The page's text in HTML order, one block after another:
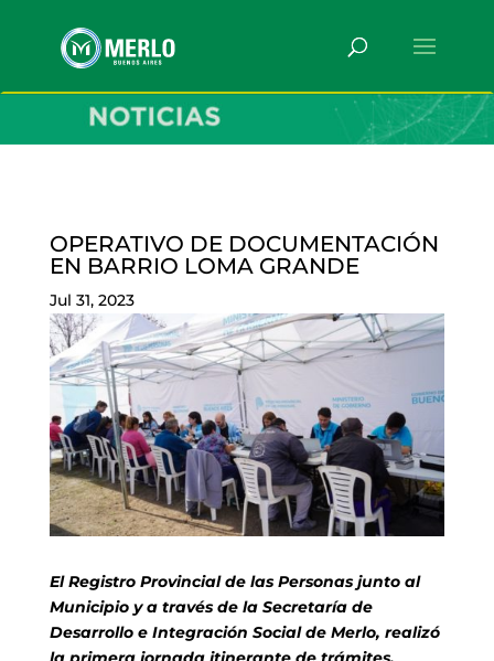
OPERATIVO DE DOCUMENTACIÓN
EN BARRIO LOMA GRANDE
Jul 31, 2023
El Registro Provincial de las Personas junto al
Municipio y a través de la Secretaría de
Desarrollo e Integración Social de Merlo, realizó